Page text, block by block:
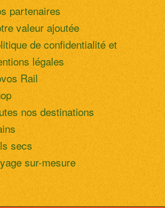
partenaires
valeur ajoutée
de confidentialité et
légales
Rail
nos destinations
secs
sur-mesure